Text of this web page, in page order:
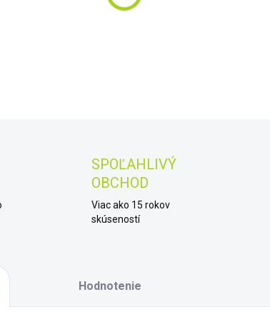
SPOĽAHLIVÝ
OBCHOD
Viac ako 15 rokov
skúseností
Hodnotenie